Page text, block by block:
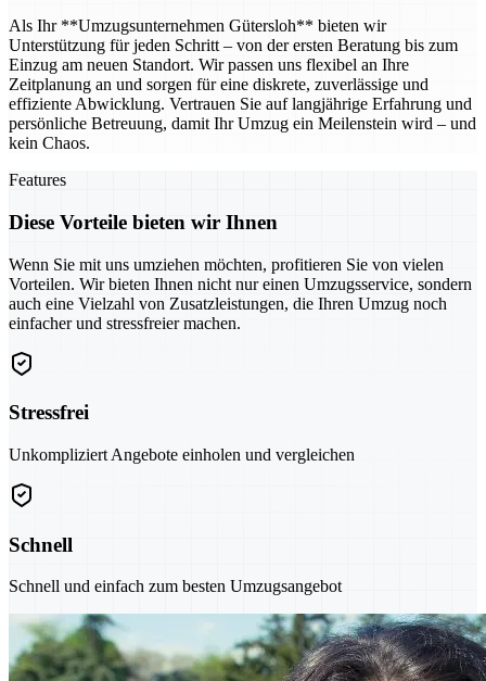
Als Ihr **Umzugsunternehmen Gütersloh** bieten wir
Unterstützung für jeden Schritt – von der ersten Beratung bis zum
Einzug am neuen Standort. Wir passen uns flexibel an Ihre
Zeitplanung an und sorgen für eine diskrete, zuverlässige und
effiziente Abwicklung. Vertrauen Sie auf langjährige Erfahrung und
persönliche Betreuung, damit Ihr Umzug ein Meilenstein wird – und
kein Chaos.
Features
Diese Vorteile bieten wir Ihnen
Wenn Sie mit uns umziehen möchten, profitieren Sie von vielen
Vorteilen. Wir bieten Ihnen nicht nur einen Umzugsservice, sondern
auch eine Vielzahl von Zusatzleistungen, die Ihren Umzug noch
einfacher und stressfreier machen.
Stressfrei
Unkompliziert Angebote einholen und vergleichen
Schnell
Schnell und einfach zum besten Umzugsangebot